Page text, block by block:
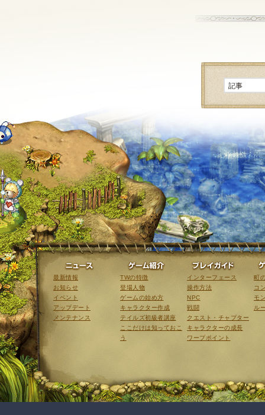
ニュース
最新情報
お知らせ
イベント
アップデート
メンテナンス
ゲーム紹介
TWの特徴
登場人物
ゲームの始め方
キャラクター作成
テイルズ初級者講座
ここだけは知っておこ
う
インターフェース
操作方法
NPC
戦闘
クエスト・チャプター
キャラクターの成長
ワープポイント
町
コ
モ
ル